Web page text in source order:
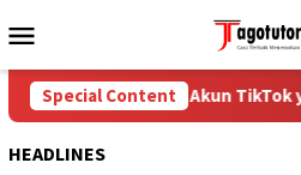
to
Menu
Special Content
Cara Mengatasi Akun TikTok
HEADLINES